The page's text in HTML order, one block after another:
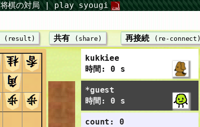
将棋の対局 | play syougi
(result) 共有 (share) 再接続 (re-connect)
kukkiee
時間: 0 s
*guest
時間: 0 s
count: 0